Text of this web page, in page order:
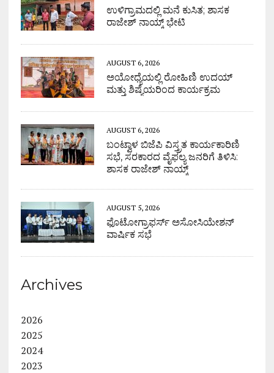
ಉಳಿಗ್ರಾಮದಲ್ಲಿ ಮನೆ ಕುಸಿತ; ಶಾಸಕ
ರಾಜೇಶ್ ನಾಯ್ಕ್ ಭೇಟಿ
AUGUST 6, 2026
ಅಯೋಧ್ಯೆಯಲ್ಲಿ ರೋಹಿಣಿ ಉದಯ್
ಮತ್ತು ಶಿಷ್ಯೆಯರಿಂದ ಕಾರ್ಯಕ್ರಮ
AUGUST 6, 2026
ಬಂಟ್ವಾಳ ಬಿಜೆಪಿ ವಿಸ್ತ್ರತ ಕಾರ್ಯಕಾರಿಣಿ
ಸಭೆ, ಸರಕಾರದ ವೈಫಲ್ಯ ಜನರಿಗೆ ತಿಳಿಸಿ:
ಶಾಸಕ ರಾಜೇಶ್ ನಾಯ್ಕ್
AUGUST 5, 2026
ಫೊಟೋಗ್ರಾಫರ್ಸ್ ಅಸೋಸಿಯೇಶನ್
ವಾರ್ಷಿಕ ಸಭೆ
Archives
2026
2025
2024
2023